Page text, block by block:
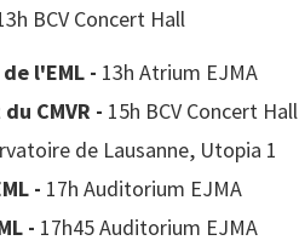
BCV Concert Hall
l'EML - 13h Atrium EJMA
CMVR - 15h BCV Concert Hall
de Lausanne, Utopia 1
- 17h Auditorium EJMA
- 17h45 Auditorium EJMA